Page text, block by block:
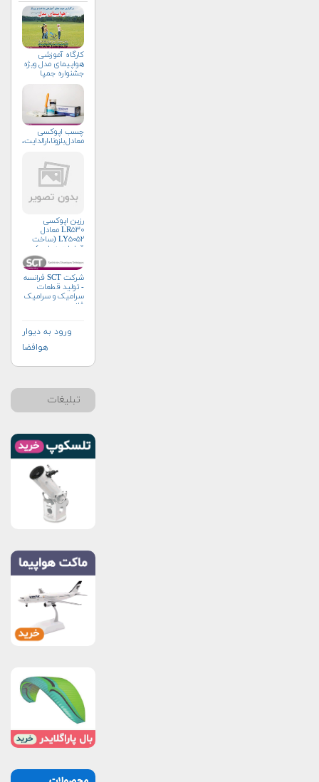
کارگاه آموزشی
هواپیمای مدل ویژه
جشنواره جمپا
چسب اپوکسی
رزین اپوکسی
LR۵۳۰ معادل
LY۵۰۵۲ (ساخت
قطعات هوایی)
شرکت SCT فرانسه
- تولید قطعات
سرامیک و سرامیک
فلز
ورود به دیوار
هوافضا
تبلیغات